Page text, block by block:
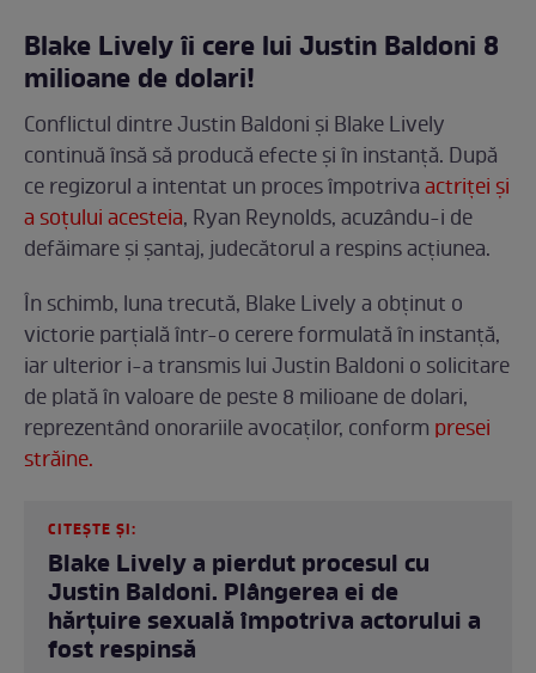
Blake Lively îi cere lui Justin Baldoni 8
milioane de dolari!
Conflictul dintre Justin Baldoni și Blake Lively
continuă însă să producă efecte și în instanță. După
ce regizorul a intentat un proces împotrivaactriței și
a soțului acesteia, Ryan Reynolds, acuzându-i de
defăimare și șantaj, judecătorul a respins acțiunea.
În schimb, luna trecută, Blake Lively a obținut o
victorie parțială într-o cerere formulată în instanță,
iar ulterior i-a transmis lui Justin Baldoni o solicitare
de plată în valoare de peste 8 milioane de dolari,
reprezentând onorariile avocaților, conform presei
străine.
CITEȘTE ȘI:
Blake Lively a pierdut procesul cu
Justin Baldoni. Plângerea ei de
hărțuire sexuală împotriva actorului a
fost respinsă